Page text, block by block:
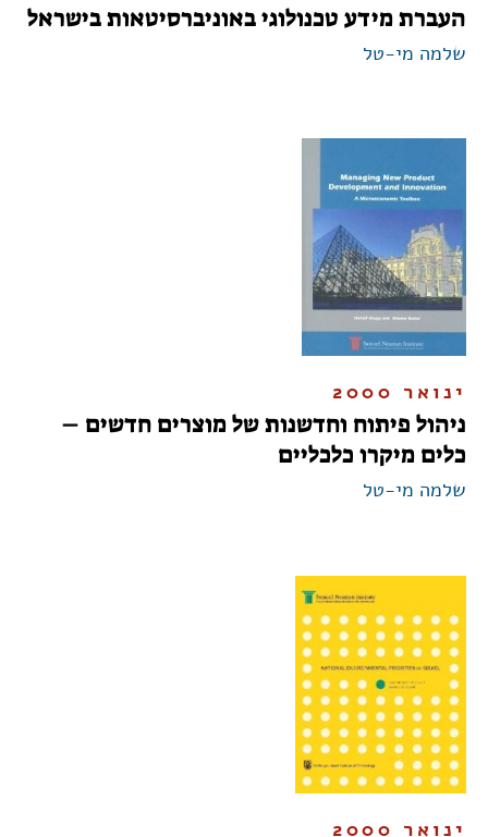
העברת מידע טכנולוגי באוניברסיטאות בישראל
שלמה מי-טל
ינואר 2000
ניהול פיתוח וחדשנות של מוצרים חדשים –
כלים מיקרו כלכליים
שלמה מי-טל
ינואר 2000